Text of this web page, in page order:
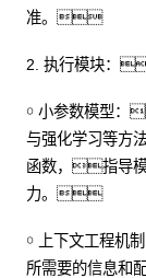
准。
2. 执行模块：
￮ 小参数模型
与强化学习等方
函数，指导
力。
￮ 上下文工程机
所需要的信息和